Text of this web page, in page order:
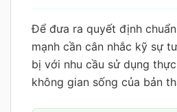
Để đưa ra quyết định
mạnh cần cân nhắc kỹ sự
bị với nhu cầu sử dụng
không gian sống của bản